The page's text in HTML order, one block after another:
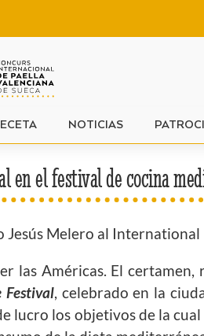
NOTICIAS
el festival de cocina
Melero al
las Américas. El
, celebrado en la
lucro los objetivos de la